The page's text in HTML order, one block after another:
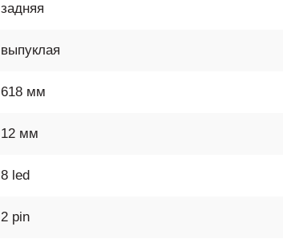
задняя
выпуклая
618 мм
12 мм
8 led
2 pin